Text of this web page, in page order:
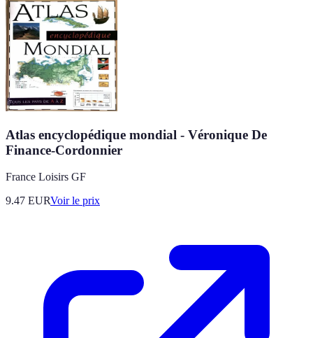
Atlas encyclopédique mondial - Véronique De
Finance-Cordonnier
France Loisirs GF
9.47 EURVoir le prix